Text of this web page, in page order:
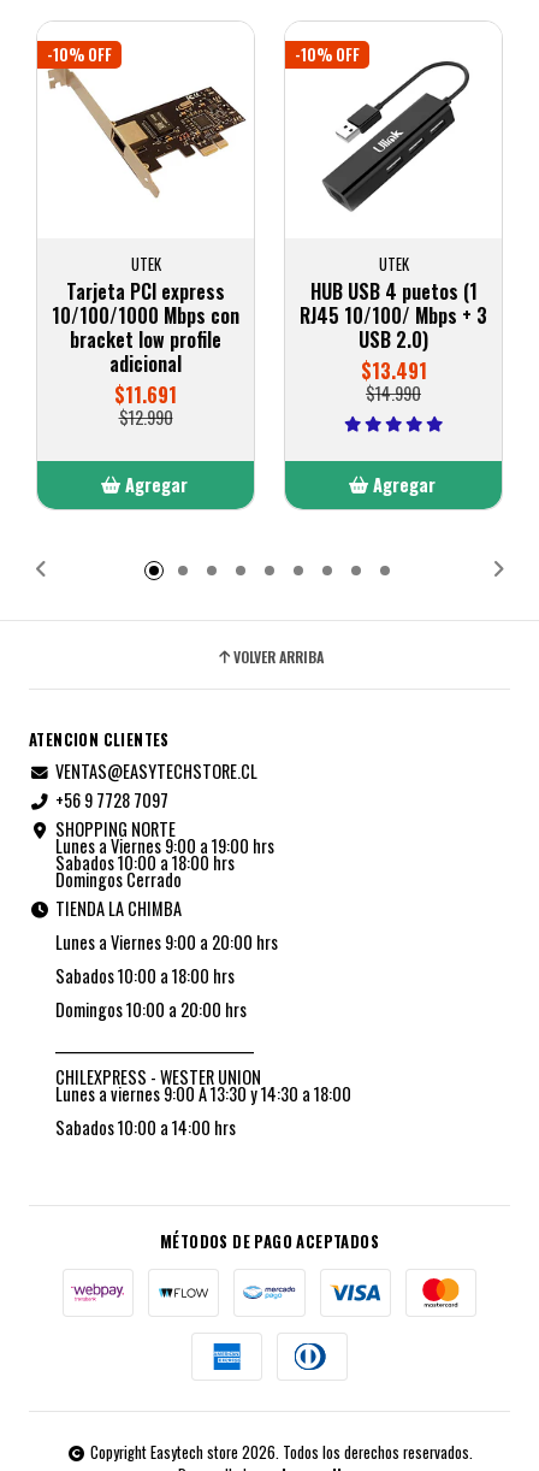
-10% OFF
UTEK
Tarjeta PCI express
10/100/1000 Mbps con
bracket low profile
adicional
$11.691
$12.990
Agregar
-10% OFF
UTEK
HUB USB 4 puetos (1
RJ45 10/100/ Mbps + 3
USB 2.0)
$13.491
$14.990
Agregar
VOLVER ARRIBA
ATENCION CLIENTES
VENTAS@EASYTECHSTORE.CL
+56 9 7728 7097
SHOPPING NORTE
Lunes a Viernes 9:00 a 19:00 hrs
Sabados 10:00 a 18:00 hrs
Domingos Cerrado
TIENDA LA CHIMBA
Lunes a Viernes 9:00 a 20:00 hrs
Sabados 10:00 a 18:00 hrs
Domingos 10:00 a 20:00 hrs
CHILEXPRESS - WESTER UNION
Lunes a viernes 9:00 A 13:30 y 14:30 a 18:00
Sabados 10:00 a 14:00 hrs
MÉTODOS DE PAGO ACEPTADOS
Copyright Easytech store 2026. Todos los derechos reservados.